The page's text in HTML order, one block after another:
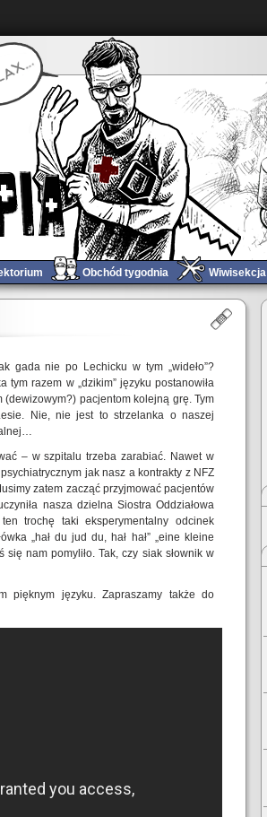
Obchód tygodnia Wiwisekcja
Obchód tygodnia #279»
gada nie po Lechicku w tym „wideło”?
tym razem w „dzikim” języku postanowiła
(dewizowym?) pacjentom kolejną grę. Tym
Nie, nie jest to strzelanka o naszej
– w szpitalu trzeba zarabiać. Nawet w
jak nasz a kontrakty z NFZ
zatem zacząć przyjmować pacjentów
nasza dzielna Siostra Oddziałowa
trochę taki eksperymentalny odcinek
„hał du jud du, hał hał” „eine kleine
nam pomyliło. Tak, czy siak słownik w
pięknym języku. Zapraszamy także do